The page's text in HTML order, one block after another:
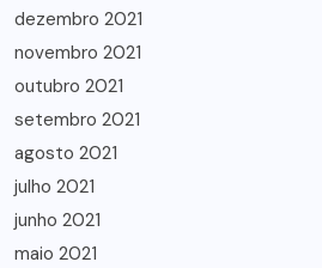
dezembro 2021
novembro 2021
outubro 2021
setembro 2021
agosto 2021
julho 2021
junho 2021
maio 2021